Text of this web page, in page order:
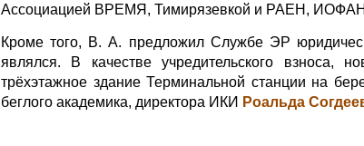
Ассоциацией ВРЕМЯ, Тимирязевкой и РАЕН, ИОФАН
Кроме того, В. А. предложил Службе ЭР
являлся. В качестве учредительского взноса,
трёхэтажное здание Терминальной станции на
беглого академика, директора ИКИ Роальда